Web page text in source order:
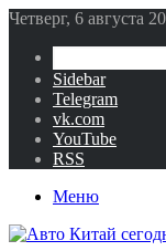
Четверг, 6 августа
Sidebar
Telegram
vk.com
YouTube
RSS
Меню